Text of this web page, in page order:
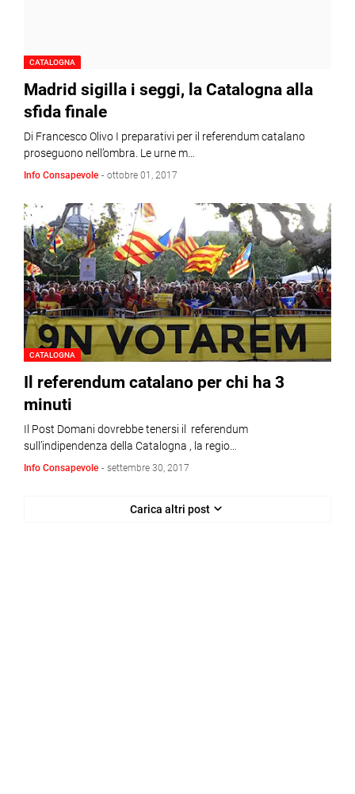
CATALOGNA
Madrid sigilla i seggi, la Catalogna alla
sfida finale
Di Francesco Olivo I preparativi per il referendum catalano
proseguono nell’ombra. Le urne m…
Info Consapevole - ottobre 01, 2017
CATALOGNA
Il referendum catalano per chi ha 3
minuti
Il Post Domani dovrebbe tenersi il referendum
sull’indipendenza della Catalogna , la regio…
Info Consapevole - settembre 30, 2017
Carica altri post